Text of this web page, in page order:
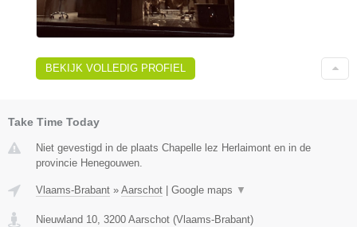
BEKIJK VOLLEDIG PROFIEL
Take Time Today
Niet gevestigd in de plaats Chapelle lez Herlaimont en in de
provincie Henegouwen.
Vlaams-Brabant » Aarschot Google maps ▼
Nieuwland 10, 3200 Aarschot (Vlaams-Brabant)